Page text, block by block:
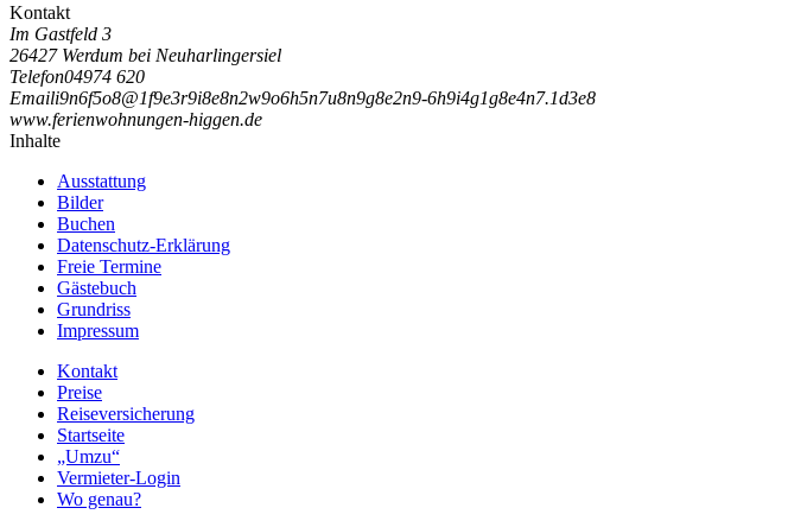
Kontakt
Im Gastfeld 3
26427 Werdum bei Neuharlingersiel
Telefon04974 620
Emaili9n6f5o8@1f9e3r9i8e8n2w9o6h5n7u8n9g8e2n9-6h9i4g1g8e4n7.1d3e8
www.ferienwohnungen-higgen.de
Inhalte
Ausstattung
Bilder
Buchen
Datenschutz-Erklärung
Freie Termine
Gästebuch
Grundriss
Impressum
Kontakt
Preise
Reiseversicherung
Startseite
„Umzu“
Vermieter-Login
Wo genau?